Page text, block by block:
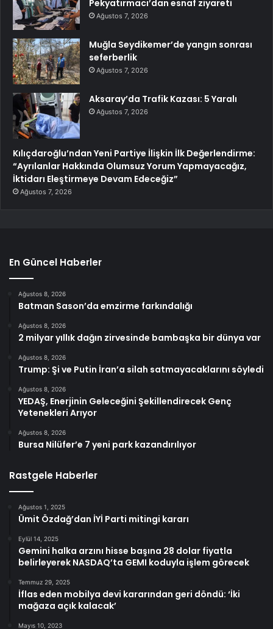
Pekyatırmacı’dan esnaf ziyareti
Ağustos 7, 2026
Muğla Seydikemer’de yangın sonrası
seferberlik
Ağustos 7, 2026
Aksaray’da Trafik Kazası: 5 Yaralı
Ağustos 7, 2026
Kılıçdaroğlu’ndan Yeni Partiye İlişkin İlk Değerlendirme:
“Ayrılanlar Hakkında Olumsuz Yorum Yapmayacağız,
İktidarı Eleştirmeye Devam Edeceğiz”
Ağustos 7, 2026
En Güncel Haberler
Ağustos 8, 2026
Batman Sason’da emzirme farkındalığı
Ağustos 8, 2026
2 milyar yıllık dağın zirvesinde bambaşka bir dünya var
Ağustos 8, 2026
Trump: Şi ve Putin İran’a silah satmayacaklarını söyledi
Ağustos 8, 2026
YEDAŞ, Enerjinin Geleceğini Şekillendirecek Genç
Yetenekleri Arıyor
Ağustos 8, 2026
Bursa Nilüfer’e 7 yeni park kazandırılıyor
Rastgele Haberler
Ağustos 1, 2025
Ümit Özdağ’dan İYİ Parti mitingi kararı
Eylül 14, 2025
Gemini halka arzını hisse başına 28 dolar fiyatla
belirleyerek NASDAQ’ta GEMI koduyla işlem görecek
Temmuz 29, 2025
İflas eden mobilya devi kararından geri döndü: ‘İki
mağaza açık kalacak’
Mayıs 10, 2023